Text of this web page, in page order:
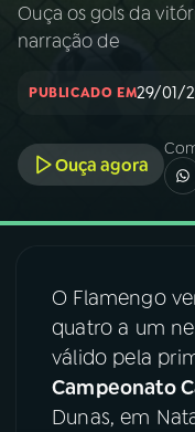
INÍCIO
A RÁDIO
03
04PROGRAMAS
PODCASTS
Ouça os gols da
narração de
PUBLICADO EM29/01/
Ouça agora
O Flamengo
quatro a um
válido pela
Campeonato
Dunas, em